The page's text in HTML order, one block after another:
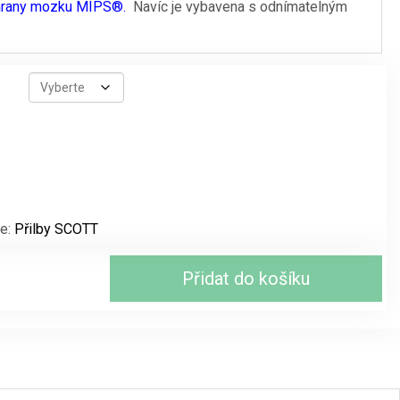
mozku MIPS®. Navíc je vybavena s odnímatelným
Přilby SCOTT
Přidat do košíku